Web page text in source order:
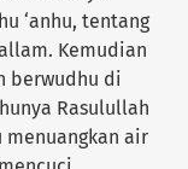
‘anhu, tentang
Kemudian
berwudhu di
Rasulullah
air